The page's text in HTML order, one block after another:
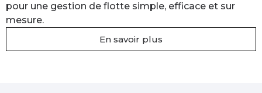
pour une gestion de flotte simple, efficace et sur
mesure.
En savoir plus